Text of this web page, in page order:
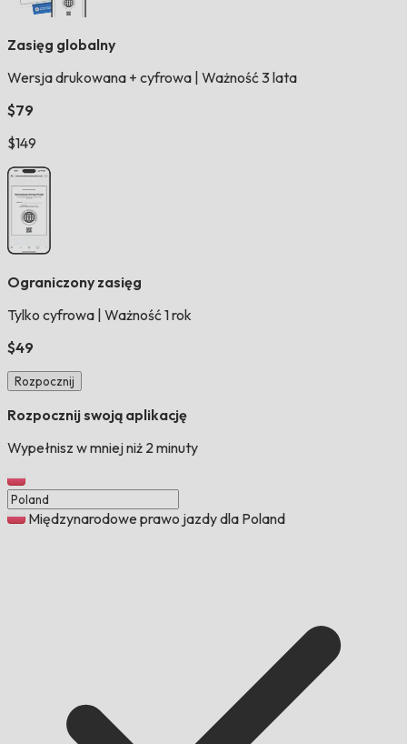
Zasięg globalny
Wersja drukowana + cyfrowa Ważność 3 lata
$79
$149
Ograniczony zasięg
Tylko cyfrowa Ważność 1 rok
$49
Rozpocznij
Rozpocznij swoją aplikację
Wypełnisz w mniej niż 2 minuty
Międzynarodowe prawo jazdy dla Poland